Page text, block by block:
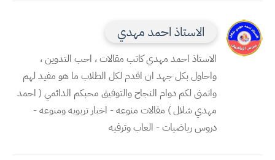
الاستاذ احمد مهدي
الاستاذ احمد مهدي كاتب مقالات ، احب التدوين ،
واحاول بكل جهد ان اقدم لكل الطلاب ما هو مفيد لهم
واتمنى لكم دوام النجاح والتوفيق محبكم الدائمي ( احمد
مهدي شلال ) مقالات منوعه - اخبار تربويه ومنوعه -
دروس رياضيات - العاب وترفيه